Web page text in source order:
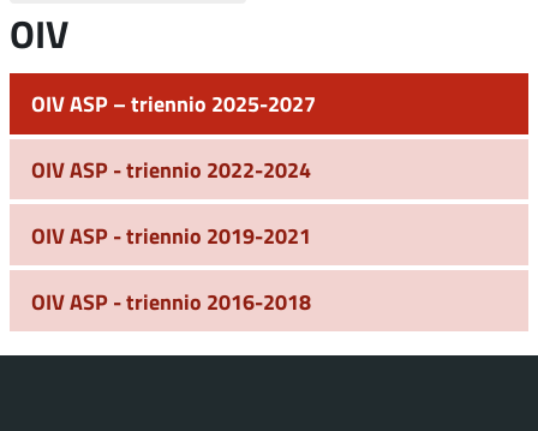
OIV
OIV ASP – triennio 2025-2027
OIV ASP - triennio 2022-2024
OIV ASP - triennio 2019-2021
OIV ASP - triennio 2016-2018